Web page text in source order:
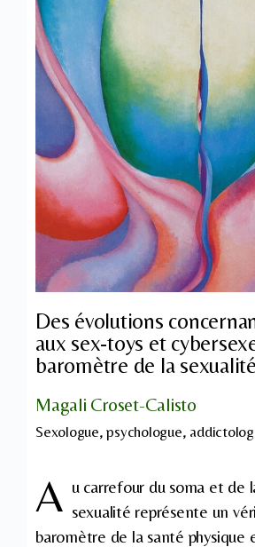
Des évolutions
aux sex-toys et
baromètre de la
Magali Croset-Calisto
Sexologue, psychologue,
A u carrefour du soma et de
sexualité représente un
baromètre de la santé physique